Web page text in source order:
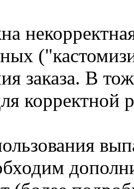
заказа. В
корректной